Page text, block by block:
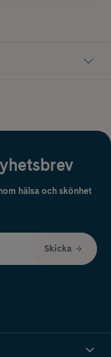
hälsa och skönhet
Skicka